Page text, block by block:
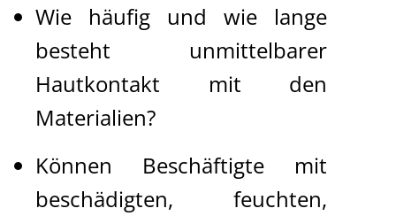
Wie häufig und wie lange
besteht unmittelbarer
Hautkontakt mit den
Materialien?
Können Beschäftigte mit
beschädigten, feuchten,